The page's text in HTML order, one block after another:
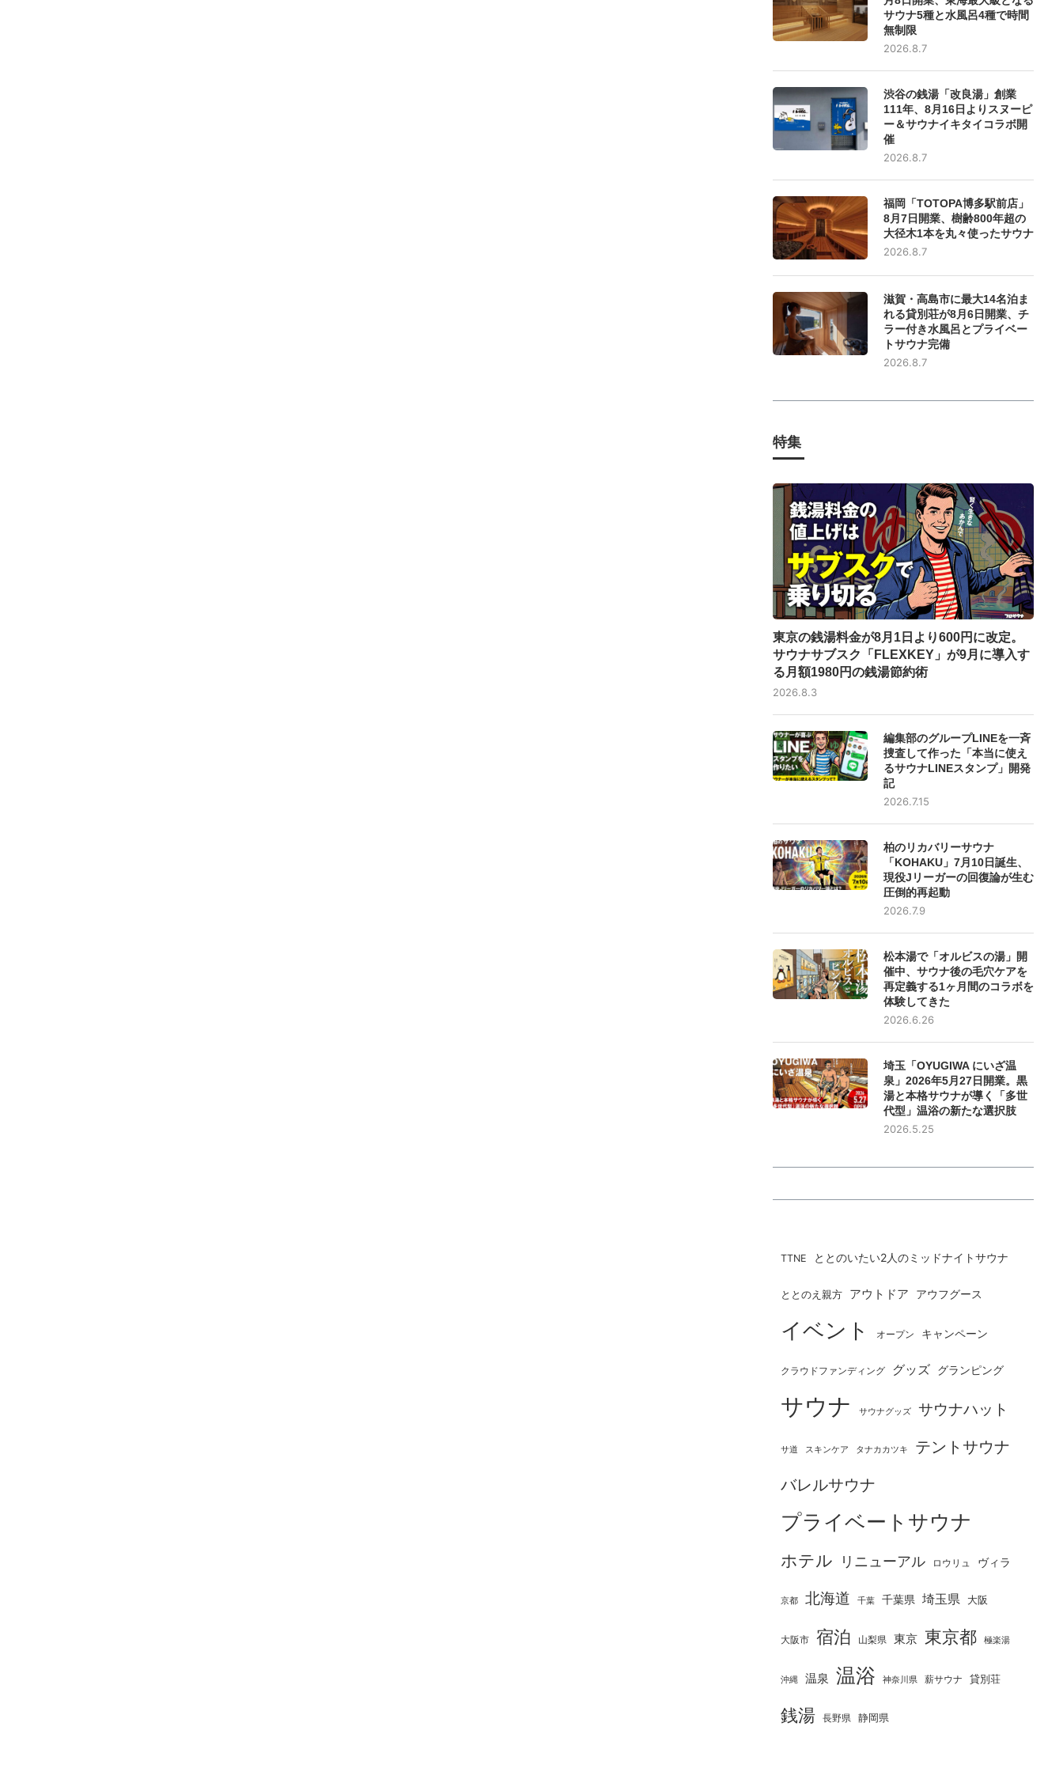
サウナ5種と水風呂4種で時間
無制限
2026.8.7
渋谷の銭湯「改良湯」創業
111年、8月16日よりスヌーピ
ー＆サウナイキタイコラボ開
催
2026.8.7
福岡「TOTOPA博多駅前店」
8月7日開業、樹齢800年超の
大径木1本を丸々使ったサウナ
2026.8.7
滋賀・高島市に最大14名泊ま
れる貸別荘が8月6日開業、チ
ラー付き水風呂とプライベー
トサウナ完備
2026.8.7
特集
東京の銭湯料金が8月1日より600円に改定。
サウナサブスク「FLEXKEY」が9月に導入す
る月額1980円の銭湯節約術
2026.8.3
編集部のグループLINEを一斉
捜査して作った「本当に使え
るサウナLINEスタンプ」開発
記
2026.7.15
柏のリカバリーサウナ
「KOHAKU」7月10日誕生、
現役Jリーガーの回復論が生む
圧倒的再起動
2026.7.9
松本湯で「オルビスの湯」開
催中、サウナ後の毛穴ケアを
再定義する1ヶ月間のコラボを
体験してきた
2026.6.26
埼玉「OYUGIWA にいざ温
泉」2026年5月27日開業。黒
湯と本格サウナが導く「多世
代型」温浴の新たな選択肢
2026.5.25
TTNE ととのいたい2人のミッドナイトサウナ
ととのえ親方 アウトドア アウフグース
イベント オープン キャンペーン
クラウドファンディング グッズ グランピング
サウナ サウナグッズ サウナハット
サ道 スキンケア タナカカツキ
テントサウナ
バレルサウナ
プライベートサウナ
ホテル リニューアル ロウリュ ヴィラ
京都 北海道 千葉 千葉県 埼玉県 大阪
大阪市 宿泊 山梨県 東京 東京都 極楽湯
沖縄 温泉 温浴 神奈川県 薪サウナ 貸別荘
銭湯 長野県 静岡県